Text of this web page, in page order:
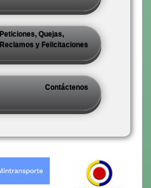
Peticiones, Quejas,
Reclamos y Felicitaciones
Contáctenos